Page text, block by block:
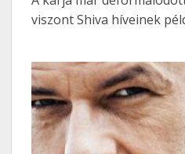
viszont Shiva híveinek